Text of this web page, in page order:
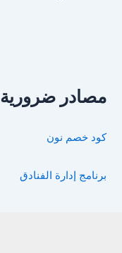
مصادر ضرورية
كود خصم نون
برنامج إدارة الفنادق